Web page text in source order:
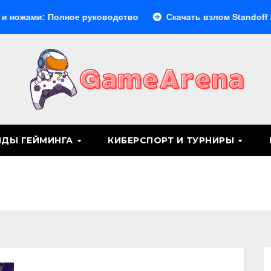
Полное руководство Скачать взлом Standoff 2: что
ГЕЙМИНГА КИБЕРСПОРТ И ТУРНИРЫ